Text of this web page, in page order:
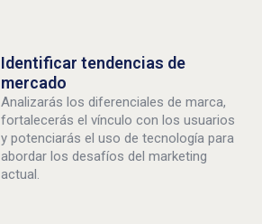
Identificar tendencias de
mercado
Analizarás los diferenciales de marca,
fortalecerás el vínculo con los usuarios
y potenciarás el uso de tecnología para
abordar los desafíos del marketing
actual.